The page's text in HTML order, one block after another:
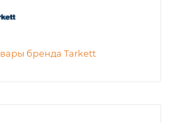
бренда Tarkett